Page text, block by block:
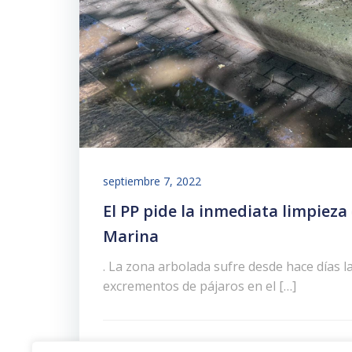
septiembre 7, 2022
El PP pide la inmediata limpieza
Marina
. La zona arbolada sufre desde hace días
excrementos de pájaros en el […]